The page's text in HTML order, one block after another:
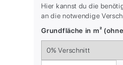
Hier kannst du die
an die notwendige
Grundfläche in m²